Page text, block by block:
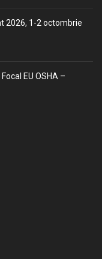
2026, 1-2 octombrie
EU OSHA –